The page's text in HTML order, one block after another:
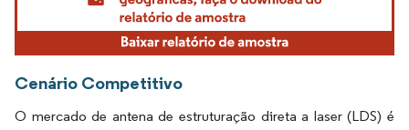
Cenário Competitivo
O mercado de antena de estruturação direta a laser (LDS) é